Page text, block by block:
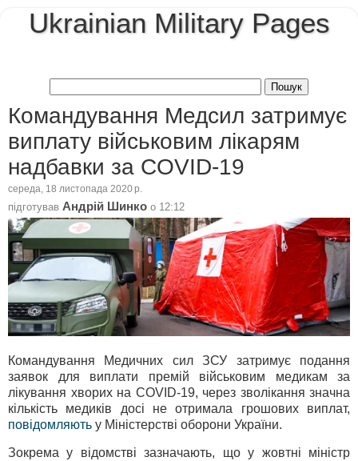
Ukrainian Military Pages
Командування Медсил затримує
виплату військовим лікарям
надбавки за COVID-19
середа, 18 листопада 2020 р.
підготував Андрій Шинко о 12:12
Командування Медичних сил ЗСУ затримує подання
заявок для виплати премій військовим медикам за
лікування хворих на COVID-19, через зволікання значна
кількість медиків досі не отримала грошових виплат,
повідомляють у Міністерстві оборони України.
Зокрема у відомстві зазначають, що у жовтні міністр